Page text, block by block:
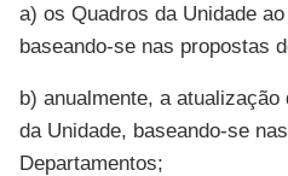
a) os Quadros da Unidade
baseando-se nas propostas
b) anualmente, a
da Unidade, baseando-se
Departamentos;